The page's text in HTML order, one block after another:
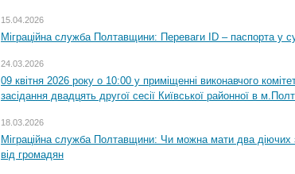
15.04.2026
Міграційна служба Полтавщини: Переваги ID – паспорта у
24.03.2026
09 квітня 2026 року о 10:00 у приміщенні виконавчого
засідання двадцять другої сесії Київської районної в
18.03.2026
Міграційна служба Полтавщини: Чи можна мати два діючих
від громадян